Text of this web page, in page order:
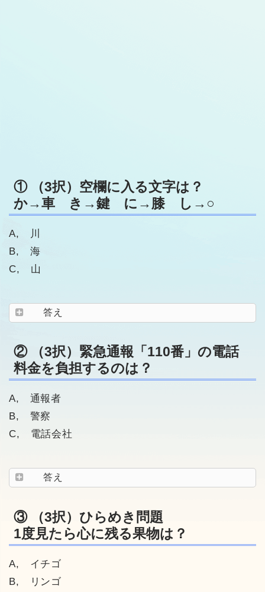
① （3択）空欄に入る文字は？
か→車 き→鍵 に→膝 し→○
A, 川
B, 海
C, 山
答え
② （3択）緊急通報「110番」の電話
料金を負担するのは？
A, 通報者
B, 警察
C, 電話会社
答え
③ （3択）ひらめき問題
1度見たら心に残る果物は？
A, イチゴ
B, リンゴ